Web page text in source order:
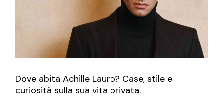
Dove abita Achille Lauro? Case, stile e
curiosità sulla sua vita privata.